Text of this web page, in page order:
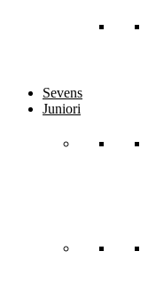
Sevens
Juniori